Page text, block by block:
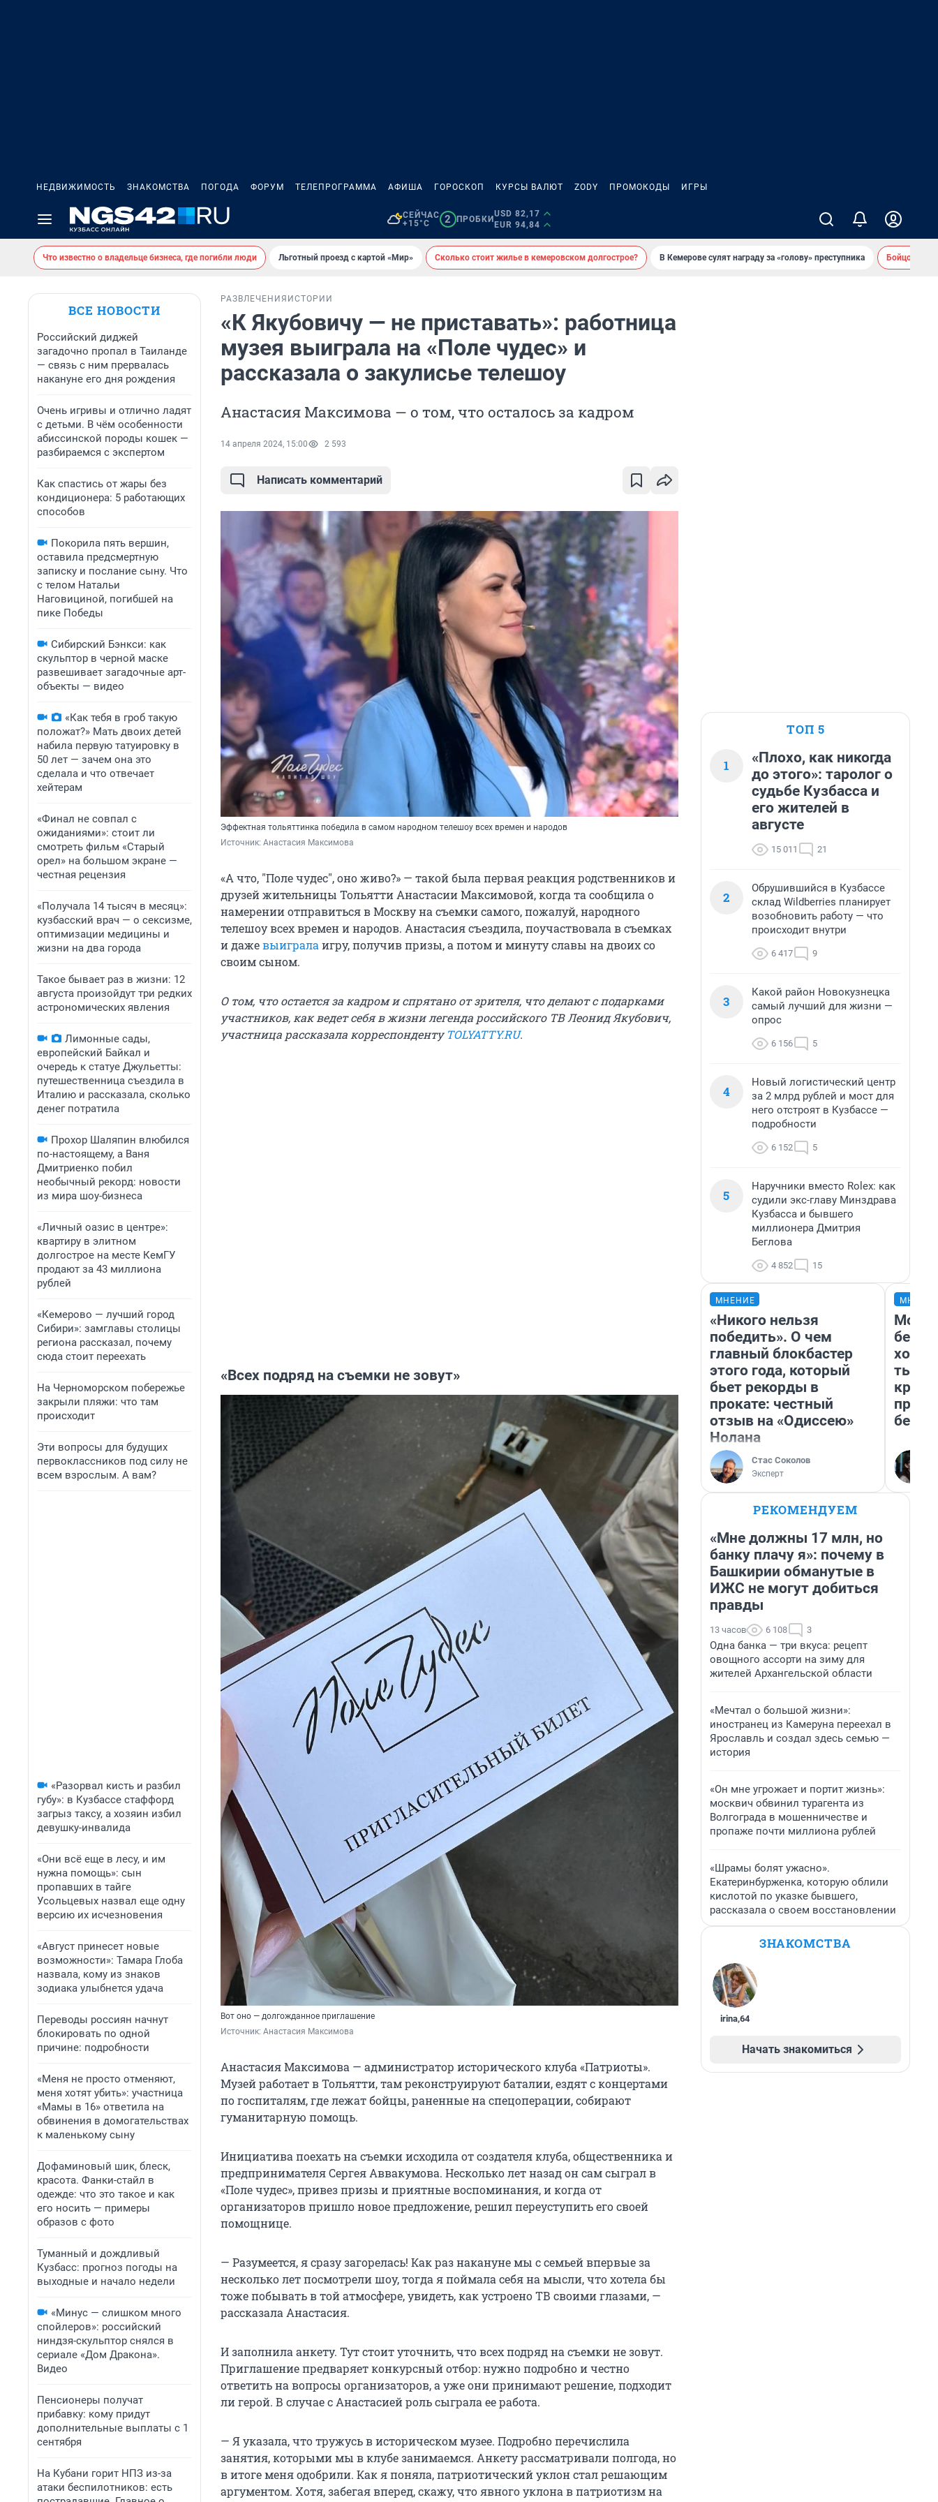
НЕДВИЖИМОСТЬ ЗНАКОМСТВА ПОГОДА ФОРУМ ТЕЛЕПРОГРАММА АФИША ГОРОСКОП КУРСЫ ВАЛЮТ ZODY ПРОМОКОДЫ ИГРЫ
СЕЙЧАС
+15°C
2 ПРОБКИ
USD 82,17
EUR 94,84
Что известно о владельце бизнеса, где погибли люди Льготный проезд с картой «Мир» Сколько стоит жилье в кемеровском долгострое? В Кемерове сулят награду за «голову» преступника Бойцовский
ВСЕ НОВОСТИ
Российский диджей
загадочно пропал в Таиланде
— связь с ним прервалась
накануне его дня рождения
Очень игривы и отлично ладят
с детьми. В чём особенности
абиссинской породы кошек —
разбираемся с экспертом
Как спастись от жары без
кондиционера: 5 работающих
способов
Покорила пять вершин,
оставила предсмертную
записку и послание сыну. Что
с телом Натальи
Наговициной, погибшей на
пике Победы
Сибирский Бэнкси: как
скульптор в черной маске
развешивает загадочные арт-
объекты — видео
«Как тебя в гроб такую
положат?» Мать двоих детей
набила первую татуировку в
50 лет — зачем она это
сделала и что отвечает
хейтерам
«Финал не совпал с
ожиданиями»: стоит ли
смотреть фильм «Старый
орел» на большом экране —
честная рецензия
«Получала 14 тысяч в месяц»:
кузбасский врач — о сексизме,
оптимизации медицины и
жизни на два города
Такое бывает раз в жизни: 12
августа произойдут три редких
астрономических явления
Лимонные сады,
европейский Байкал и
очередь к статуе Джульетты:
путешественница съездила в
Италию и рассказала, сколько
денег потратила
Прохор Шаляпин влюбился
по-настоящему, а Ваня
Дмитриенко побил
необычный рекорд: новости
из мира шоу-бизнеса
«Личный оазис в центре»:
квартиру в элитном
долгострое на месте КемГУ
продают за 43 миллиона
рублей
«Кемерово — лучший город
Сибири»: замглавы столицы
региона рассказал, почему
сюда стоит переехать
На Черноморском побережье
закрыли пляжи: что там
происходит
Эти вопросы для будущих
первоклассников под силу не
всем взрослым. А вам?
«Разорвал кисть и разбил
губу»: в Кузбассе стаффорд
загрыз таксу, а хозяин избил
девушку-инвалида
«Они всё еще в лесу, и им
нужна помощь»: сын
пропавших в тайге
Усольцевых назвал еще одну
версию их исчезновения
«Август принесет новые
возможности»: Тамара Глоба
назвала, кому из знаков
зодиака улыбнется удача
Переводы россиян начнут
блокировать по одной
причине: подробности
«Меня не просто отменяют,
меня хотят убить»: участница
«Мамы в 16» ответила на
обвинения в домогательствах
к маленькому сыну
Дофаминовый шик, блеск,
красота. Фанки-стайл в
одежде: что это такое и как
его носить — примеры
образов с фото
Туманный и дождливый
Кузбасс: прогноз погоды на
выходные и начало недели
«Минус — слишком много
спойлеров»: российский
ниндзя-скульптор снялся в
сериале «Дом Дракона».
Видео
Пенсионеры получат
прибавку: кому придут
дополнительные выплаты с 1
сентября
На Кубани горит НПЗ из-за
атаки беспилотников: есть
РАЗВЛЕЧЕНИЯ ИСТОРИИ
«К Якубовичу — не приставать»: работница
музея выиграла на «Поле чудес» и
рассказала о закулисье телешоу
Анастасия Максимова — о том, что осталось за кадром
14 апреля 2024, 15:00 2 593
Написать комментарий
Эффектная тольяттинка победила в самом народном телешоу всех времен и народов
Источник: Анастасия Максимова
«А что, "Поле чудес", оно живо?» — такой была первая реакция родственников и
друзей жительницы Тольятти Анастасии Максимовой, когда та сообщила о
намерении отправиться в Москву на съемки самого, пожалуй, народного
телешоу всех времен и народов. Анастасия съездила, поучаствовала в съемках
и дажевыиграла игру, получив призы, а потом и минуту славы на двоих со
своим сыном.
О том, что остается за кадром и спрятано от зрителя, что делают с подарками
участников, как ведет себя в жизни легенда российского ТВ Леонид Якубович,
участница рассказала корреспонденту TOLYATTY.RU.
«Всех подряд на съемки не зовут»
Вот оно — долгожданное приглашение
Источник: Анастасия Максимова
Анастасия Максимова — администратор исторического клуба «Патриоты».
Музей работает в Тольятти, там реконструируют баталии, ездят с концертами
по госпиталям, где лежат бойцы, раненные на спецоперации, собирают
гуманитарную помощь.
Инициатива поехать на съемки исходила от создателя клуба, общественника и
предпринимателя Сергея Аввакумова. Несколько лет назад он сам сыграл в
«Поле чудес», привез призы и приятные воспоминания, и когда от
организаторов пришло новое предложение, решил переуступить его своей
помощнице.
— Разумеется, я сразу загорелась! Как раз накануне мы с семьей впервые за
несколько лет посмотрели шоу, тогда я поймала себя на мысли, что хотела бы
тоже побывать в той атмосфере, увидеть, как устроено ТВ своими глазами, —
рассказала Анастасия.
И заполнила анкету. Тут стоит уточнить, что всех подряд на съемки не зовут.
Приглашение предваряет конкурсный отбор: нужно подробно и честно
ответить на вопросы организаторов, а уже они принимают решение, подходит
ли герой. В случае с Анастасией роль сыграла ее работа.
— Я указала, что тружусь в историческом музее. Подробно перечислила
занятия, которыми мы в клубе занимаемся. Анкету рассматривали полгода, но
в итоге меня одобрили. Как я поняла, патриотический уклон стал решающим
аргументом. Хотя, забегая вперед, скажу, что явного уклона в патриотизм на
ТОП 5
1
«Плохо, как никогда
до этого»: таролог о
судьбе Кузбасса и
его жителей в
августе
15 011 21
2
Обрушившийся в Кузбассе
склад Wildberries планирует
возобновить работу — что
происходит внутри
6 417 9
3
Какой район Новокузнецка
самый лучший для жизни —
опрос
6 156 5
4
Новый логистический центр
за 2 млрд рублей и мост для
него отстроят в Кузбассе —
подробности
6 152 5
5
Наручники вместо Rolex: как
судили экс-главу Минздрава
Кузбасса и бывшего
миллионера Дмитрия
Беглова
4 852 15
МНЕНИЕ
«Никого нельзя
победить». О чем
главный блокбастер
этого года, который
бьет рекорды в
прокате: честный
отзыв на «Одиссею»
Нолана
Стас Соколов
Эксперт
Мой
РЕКОМЕНДУЕМ
«Мне должны 17 млн, но
банку плачу я»: почему в
Башкирии обманутые в
ИЖС не могут добиться
правды
13 часов 6 108 3
Одна банка — три вкуса: рецепт
овощного ассорти на зиму для
жителей Архангельской области
«Мечтал о большой жизни»:
иностранец из Камеруна переехал в
Ярославль и создал здесь семью —
история
«Он мне угрожает и портит жизнь»:
москвич обвинил турагента из
Волгограда в мошенничестве и
пропаже почти миллиона рублей
«Шрамы болят ужасно».
Екатеринбурженка, которую облили
кислотой по указке бывшего,
рассказала о своем восстановлении
ЗНАКОМСТВА
irina,64
Начать знакомиться